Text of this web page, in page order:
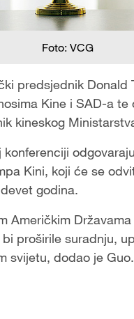
Foto: VCG
predsjednik
Kine i SAD-a
kineskog
Kini, koji će se
godina.
Američkim
proširile suradnju,
svijetu, dodao je Guo.